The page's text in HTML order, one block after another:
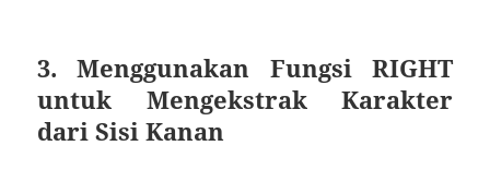
3. Menggunakan Fungsi RIGHT
untuk Mengekstrak Karakter
dari Sisi Kanan